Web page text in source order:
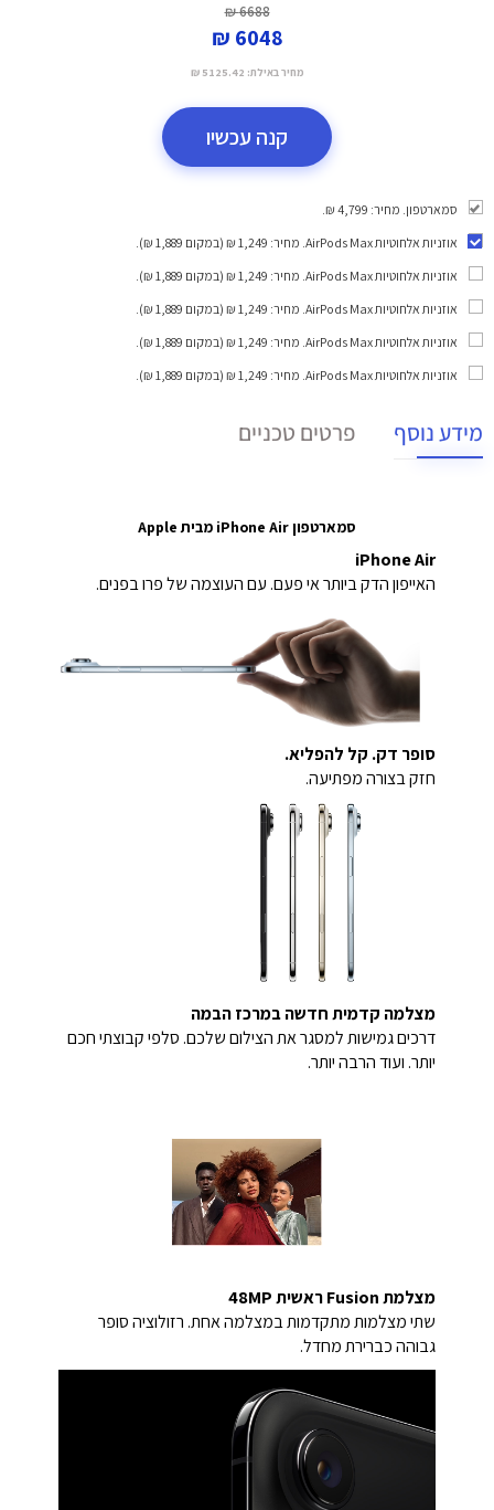
6688 ₪
6048 ₪
מחיר באילת: 5125.42 ₪
קנה עכשיו
סמארטפון. מחיר: 4,799 ₪.
אוזניות אלחוטיות AirPods Max
. מחיר: 1,249 ₪ (במקום 1,889 ₪).
אוזניות אלחוטיות AirPods Max
. מחיר: 1,249 ₪ (במקום 1,889 ₪).
אוזניות אלחוטיות AirPods Max
. מחיר: 1,249 ₪ (במקום 1,889 ₪).
אוזניות אלחוטיות AirPods Max
. מחיר: 1,249 ₪ (במקום 1,889 ₪).
אוזניות אלחוטיות AirPods Max
. מחיר: 1,249 ₪ (במקום 1,889 ₪).
מידע נוסף פרטים טכניים
סמארטפון iPhone Air מבית Apple
iPhone Air
האייפון הדק ביותר אי פעם. עם העוצמה של פרו בפנים.
סופר דק. קל להפליא.
חזק בצורה מפתיעה.
מצלמה קדמית חדשה במרכז הבמה
דרכים גמישות למסגר את הצילום שלכם. סלפי קבוצתי חכם
יותר. ועוד הרבה יותר.
מצלמת Fusion ראשית 48MP
שתי מצלמות מתקדמות במצלמה אחת. רזולוציה סופר
גבוהה כברירת מחדל.